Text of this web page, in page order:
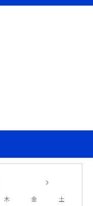
木 金 土